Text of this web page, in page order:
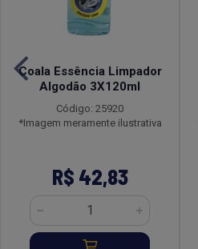
Coala Essência Limpador
Algodão 3X120ml
Código: 25920
*Imagem meramente ilustrativa
R$ 42,83